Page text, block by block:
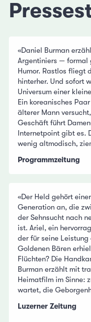
«Daniel Burman
Argentiniers — formal
Humor. Rastlos fliegt
hinterher. Und sofort
Universum einer
Ein koreanisches
älterer Mann
Geschäft führt
Internetpoint gibt es.
wenig altmodisch,
Programmzeitung
«Der Held gehört
Generation an, die
der Sehnsucht nach
ist. Ariel, ein
der für seine
Goldenen Bären
Flüchten? Die
Burman erzählt mit
Heimatfilm im Sinne:
wartet, die
Luzerner Zeitung